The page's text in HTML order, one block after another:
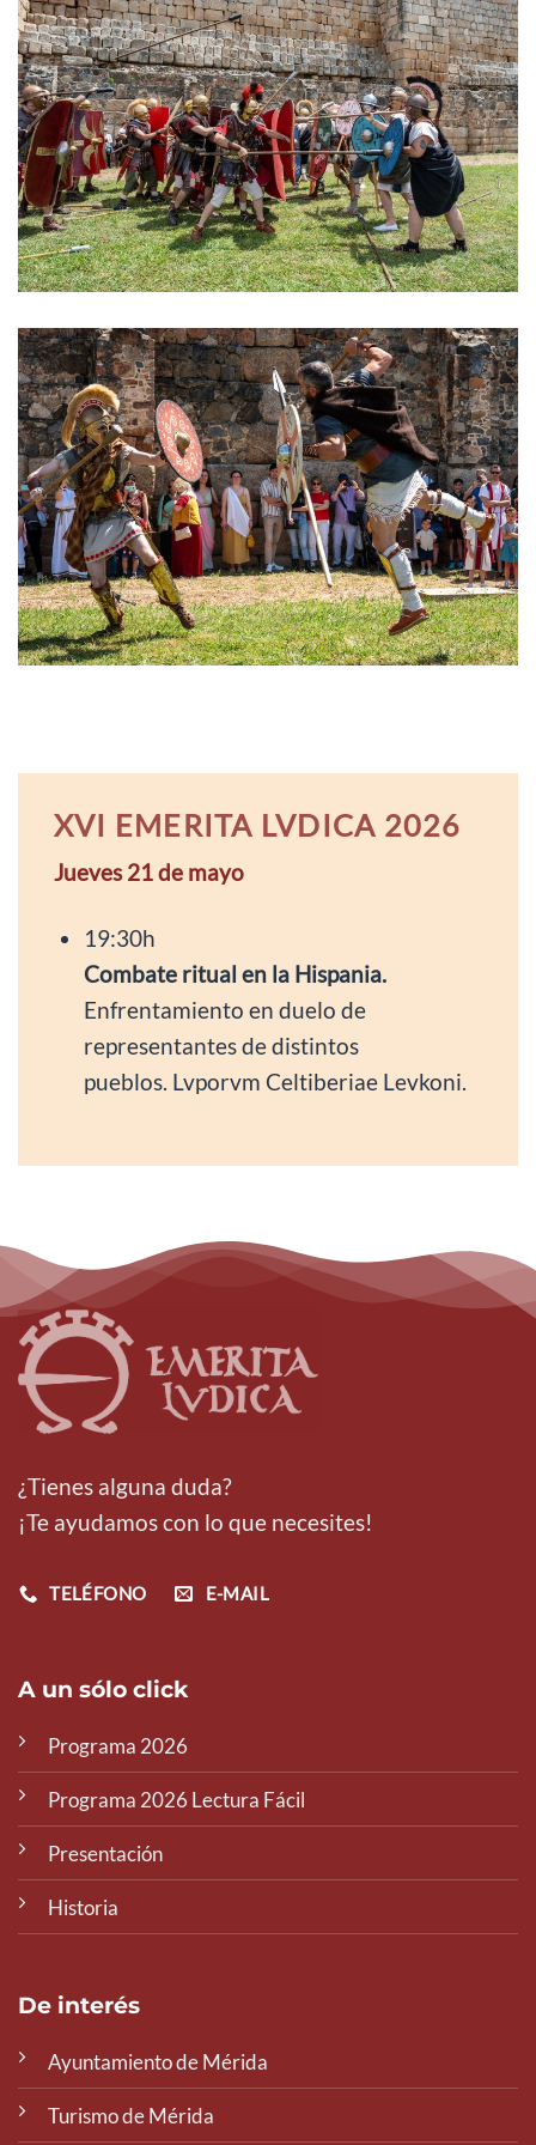
XVI EMERITA LVDICA 2026
Jueves 21 de mayo
19:30h
Combate ritual en la Hispania.
Enfrentamiento en duelo de
representantes de distintos
pueblos. Lvporvm Celtiberiae Levkoni.
¿Tienes alguna duda?
¡Te ayudamos con lo que necesites!
TELÉFONO E-MAIL
A un sólo click
Programa 2026
Programa 2026 Lectura Fácil
Presentación
Historia
De interés
Ayuntamiento de Mérida
Turismo de Mérida